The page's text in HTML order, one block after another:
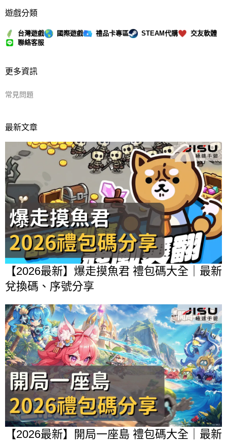
遊戲分類
台灣遊戲 國際遊戲 禮品卡專區 STEAM代購
交友軟體
聯絡客服
更多資訊
常見問題
最新文章
【2026最新】爆走摸魚君 禮包碼大全｜最新
兌換碼、序號分享
【2026最新】開局一座島 禮包碼大全｜最新